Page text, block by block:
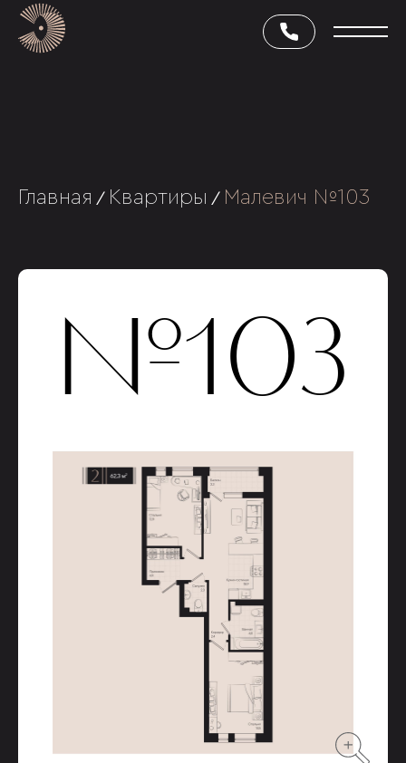
Главная / Квартиры / Малевич №103
№103